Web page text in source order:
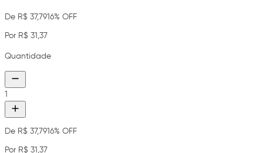
De R$ 37,7916% OFF
Por R$ 31,37
Quantidade
1
De R$ 37,7916% OFF
Por R$ 31,37